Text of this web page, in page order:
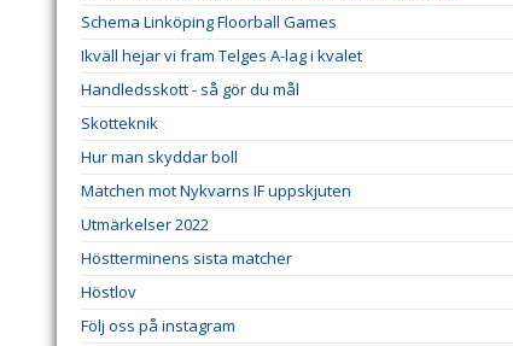
Schema Linköping Floorball Games
Ikväll hejar vi fram Telges A-lag i kvalet
Handledsskott - så gör du mål
Skotteknik
Hur man skyddar boll
Matchen mot Nykvarns IF uppskjuten
Utmärkelser 2022
Höstterminens sista matcher
Höstlov
Följ oss på instagram